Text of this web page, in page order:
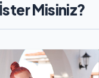
Misiniz?